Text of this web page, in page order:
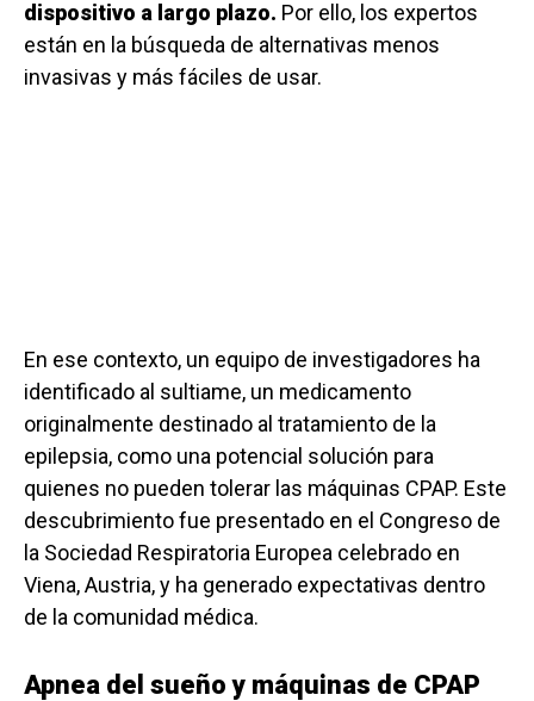
dispositivo a largo plazo. Por ello, los expertos
están en la búsqueda de alternativas menos
invasivas y más fáciles de usar.
En ese contexto, un equipo de investigadores ha
identificado al sultiame, un medicamento
originalmente destinado al tratamiento de la
epilepsia, como una potencial solución para
quienes no pueden tolerar las máquinas CPAP. Este
descubrimiento fue presentado en el Congreso de
la Sociedad Respiratoria Europea celebrado en
Viena, Austria, y ha generado expectativas dentro
de la comunidad médica.
Apnea del sueño y máquinas de CPAP